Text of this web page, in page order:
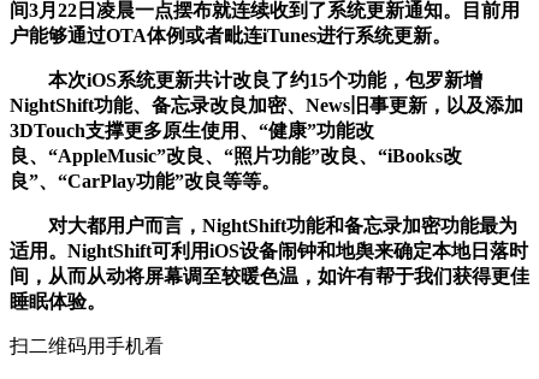
间3月22日凌晨一点摆布就连续收到了系统更新通知。目前用
户能够通过OTA体例或者毗连iTunes进行系统更新。
本次iOS系统更新共计改良了约15个功能，包罗新增
NightShift功能、备忘录改良加密、News旧事更新，以及添加
3DTouch支撑更多原生使用、“健康”功能改
良、“AppleMusic”改良、“照片功能”改良、“iBooks改
良”、“CarPlay功能”改良等等。
对大都用户而言，NightShift功能和备忘录加密功能最为
适用。NightShift可利用iOS设备闹钟和地舆来确定本地日落时
间，从而从动将屏幕调至较暖色温，如许有帮于我们获得更佳
睡眠体验。
扫二维码用手机看